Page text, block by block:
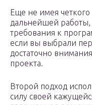
Еще не имея
дальнейшей
требования к
если вы выбрали
достаточно
проекта.
Второй подход
силу своей